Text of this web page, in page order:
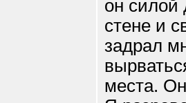
он силой
стене и
задрал
места.